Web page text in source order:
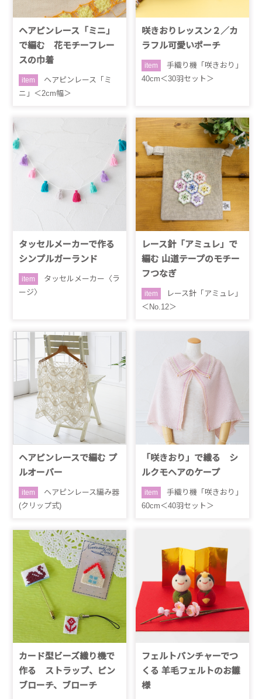
ヘアピンレース「ミニ」
で編む 花モチーフレー
スの巾着
item
ヘアピンレース「ミ
ニ」＜2cm幅＞
咲きおりレッスン２／カ
ラフル可愛いポーチ
item
手織り機「咲きおり」
40cm＜30羽セット＞
タッセルメーカーで作る
シンプルガーランド
item
タッセルメーカー〈ラ
ージ〉
レース針「アミュレ」で
編む 山道テープのモチー
フつなぎ
item
レース針「アミュレ」
＜No.12＞
ヘアピンレースで編む プ
ルオーバー
item
ヘアピンレース編み器
(クリップ式)
「咲きおり」で織る シ
ルクモヘアのケープ
item
手織り機「咲きおり」
60cm＜40羽セット＞
カード型ビーズ織り機で
作る ストラップ、ピン
ブローチ、ブローチ
フェルトパンチャーでつ
くる 羊毛フェルトのお雛
様